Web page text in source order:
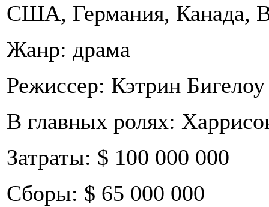
США, Германия, Канада,
Жанр: драма
Режиссер: Кэтрин Бигелоу
В главных ролях:
Затраты: $ 100 000 000
Сборы: $ 65 000 000